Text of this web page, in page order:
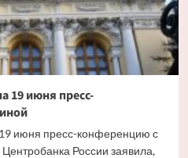
19 июня пресс-
июня пресс-конференцию с
России заявила,